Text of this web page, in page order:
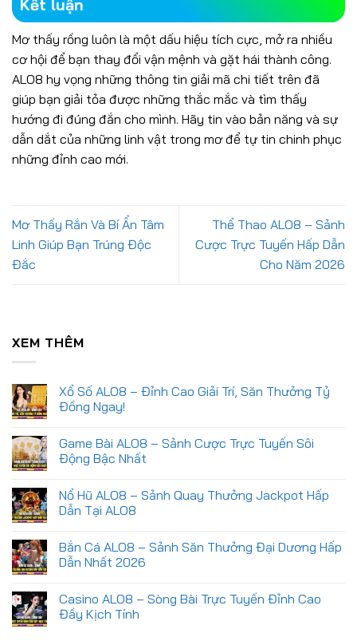
Kết luận
Mơ thấy rồng luôn là một dấu hiệu tích cực, mở ra nhiều
cơ hội để bạn thay đổi vận mệnh và gặt hái thành công.
ALO8 hy vọng những thông tin giải mã chi tiết trên đã
giúp bạn giải tỏa được những thắc mắc và tìm thấy
hướng đi đúng đắn cho mình. Hãy tin vào bản năng và sự
dẫn dắt của những linh vật trong mơ để tự tin chinh phục
những đỉnh cao mới.
Mơ Thấy Rắn Và Bí Ẩn Tâm
Linh Giúp Bạn Trúng Độc
Đắc
Thể Thao ALO8 – Sảnh
Cược Trực Tuyến Hấp Dẫn
Cho Năm 2026
XEM THÊM
Xổ Số ALO8 – Đỉnh Cao Giải Trí, Săn Thưởng Tỷ
Đồng Ngay!
bình
luận
ở
ALO8
–
Đỉnh
Trí,
Săn
Thưởng
Ngay!
Game Bài ALO8 – Sảnh Cược Trực Tuyến Sôi
Động Bậc Nhất
bình
luận
ở
ALO8
–
Sảnh
Tuyến
Sôi
Động
Nổ Hũ ALO8 – Sảnh Quay Thưởng Jackpot Hấp
Dẫn Tại ALO8
bình
luận
ở
ALO8
–
Sảnh
Bắn Cá ALO8 – Sảnh Săn Thưởng Đại Dương Hấp
Dẫn Nhất 2026
bình
luận
ở
Casino ALO8 – Sòng Bài Trực Tuyến Đỉnh Cao
Đầy Kịch Tính